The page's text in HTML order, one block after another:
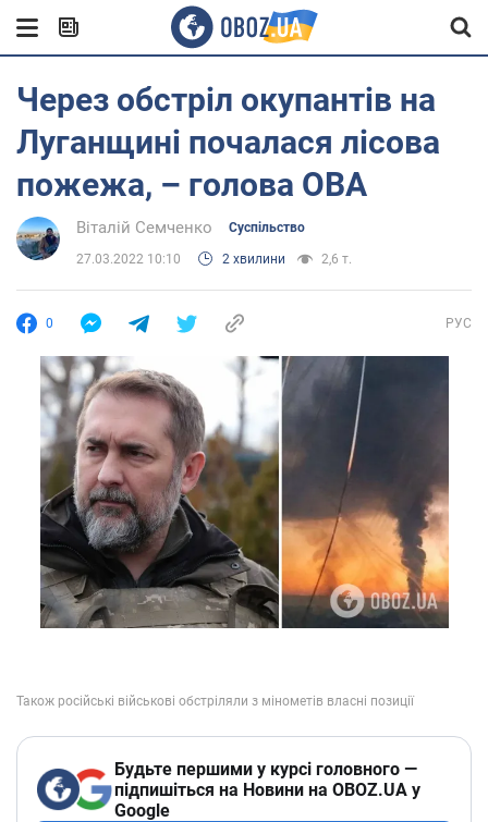
Через обстріл окупантів на
Луганщині почалася лісова
пожежа, – голова ОВА
Віталій Семченко Суспільство
27.03.2022 10:10 2 хвилини 2,6 т.
0 РУС
Будьте першими у курсі головного —
підпишіться на Новини на OBOZ.UA у
Google